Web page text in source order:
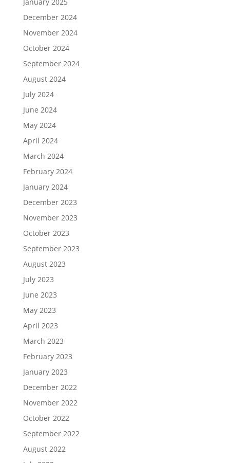
December 2024
November 2024
October 2024
September 2024
August 2024
July 2024
June 2024
May 2024
April 2024
March 2024
February 2024
January 2024
December 2023
November 2023
October 2023
September 2023
August 2023
July 2023
June 2023
May 2023
April 2023
March 2023
February 2023
January 2023
December 2022
November 2022
October 2022
September 2022
August 2022